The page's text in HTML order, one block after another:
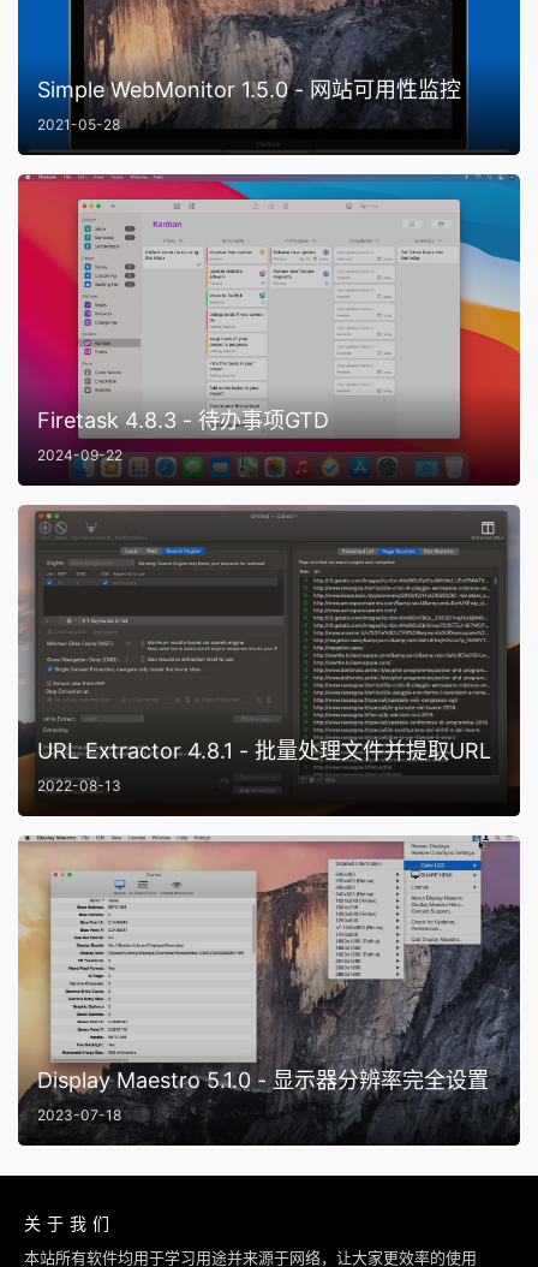
Simple WebMonitor 1.5.0 - 网站可用性监控
2021-05-28
Firetask 4.8.3 - 待办事项GTD
2024-09-22
URL Extractor 4.8.1 - 批量处理文件并提取URL
2022-08-13
Display Maestro 5.1.0 - 显示器分辨率完全设置
2023-07-18
关于我们
本站所有软件均用于学习用途并来源于网络，让大家更效率的使用